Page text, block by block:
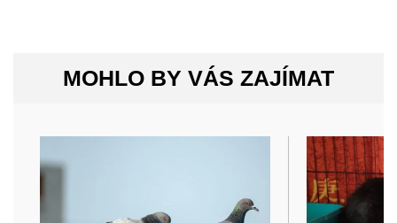
MOHLO BY VÁS ZAJÍMAT